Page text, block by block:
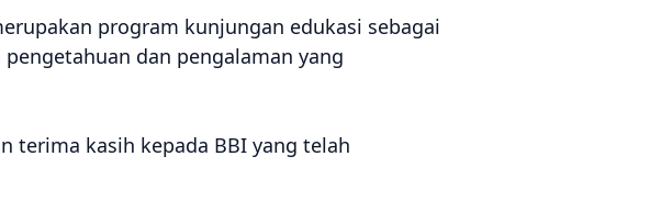
program kunjungan edukasi sebagai
dan pengalaman yang
terima kasih kepada BBI yang telah